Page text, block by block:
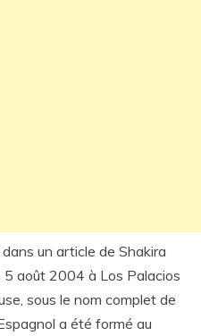
un article de Shakira
5 août 2004 à Los Palacios
sous le nom complet de
a été formé au